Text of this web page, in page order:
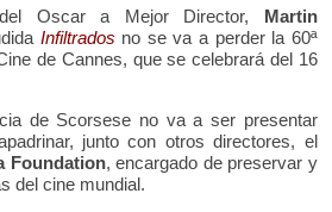
Oscar a Mejor Director, Martin
Infiltrados no se va a perder la 60ª
de Cannes, que se celebrará del 16
de Scorsese no va a ser presentar
junto con otros directores, el
Foundation, encargado de preservar y
del cine mundial.